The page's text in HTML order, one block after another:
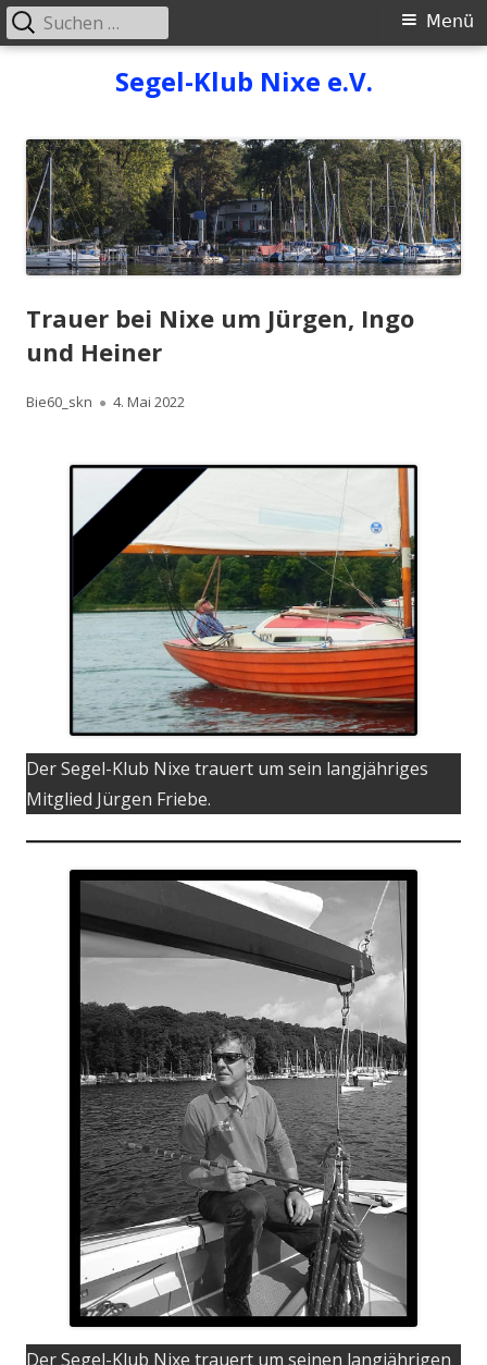
Segel-Klub Nixe e.V.
Primäres
Menü
Suchen
nach:
Trauer bei Nixe um Jürgen, Ingo
und Heiner
Autor
Bie60_skn
Veröffentlicht
4. Mai 2022
Der Segel-Klub Nixe trauert um sein langjähriges
Mitglied Jürgen Friebe.
Der Segel-Klub Nixe trauert um seinen langjährigen